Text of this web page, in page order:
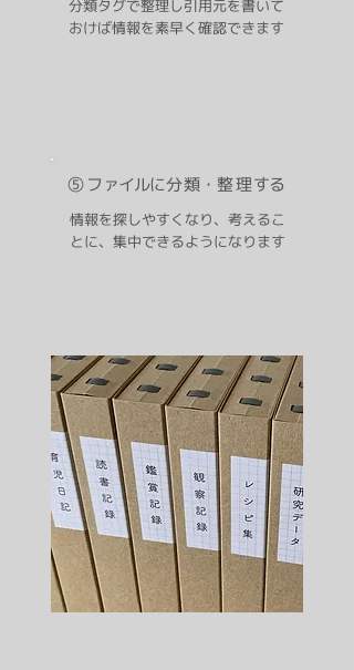
分類タグで整理し引用元を書いて
おけば情報を素早く確認できます
⑤ファイルに分類・整理する
情報を探しやすくなり、考えるこ
とに、集中できるようになります